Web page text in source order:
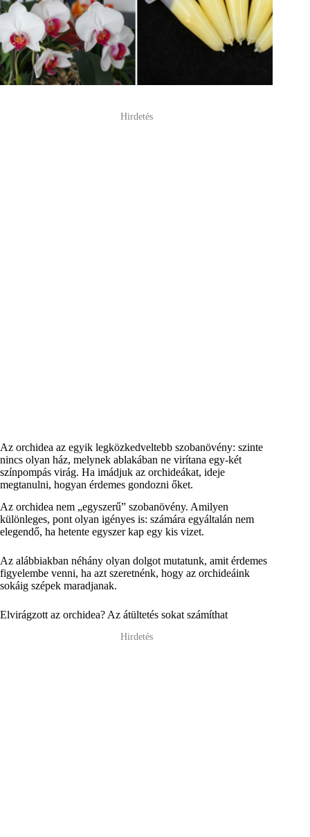
Hirdetés
Az orchidea az egyik legközkedveltebb szobanövény: szinte
nincs olyan ház, melynek ablakában ne virítana egy-két
színpompás virág. Ha imádjuk az orchideákat, ideje
megtanulni, hogyan érdemes gondozni őket.
Az orchidea nem „egyszerű” szobanövény. Amilyen
különleges, pont olyan igényes is: számára egyáltalán nem
elegendő, ha hetente egyszer kap egy kis vizet.
Az alábbiakban néhány olyan dolgot mutatunk, amit érdemes
figyelembe venni, ha azt szeretnénk, hogy az orchideáink
sokáig szépek maradjanak.
Elvirágzott az orchidea? Az átültetés sokat számíthat
Hirdetés